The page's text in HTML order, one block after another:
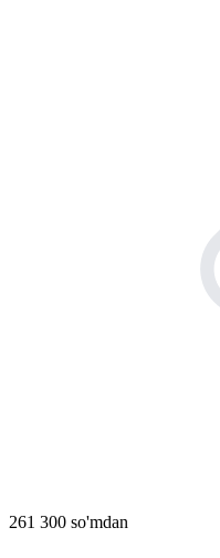
261 300 so'mdan